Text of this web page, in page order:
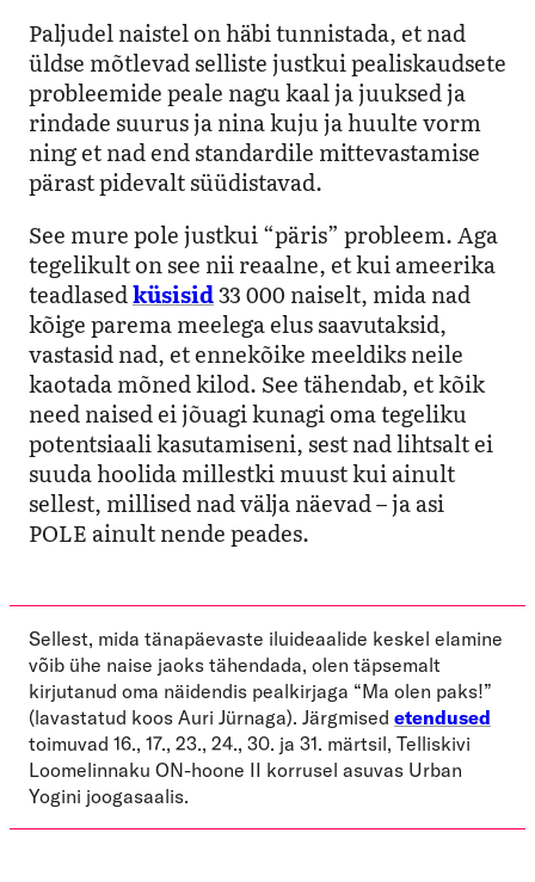
Paljudel naistel on häbi tunnistada, et nad
üldse mõtlevad selliste justkui pealiskaudsete
probleemide peale nagu kaal ja juuksed ja
rindade suurus ja nina kuju ja huulte vorm
ning et nad end standardile mittevastamise
pärast pidevalt süüdistavad.
See mure pole justkui “päris” probleem. Aga
tegelikult on see nii reaalne, et kui ameerika
teadlasedküsisid33 000 naiselt, mida nad
kõige parema meelega elus saavutaksid,
vastasid nad, et ennekõike meeldiks neile
kaotada mõned kilod. See tähendab, et kõik
need naised ei jõuagi kunagi oma tegeliku
potentsiaali kasutamiseni, sest nad lihtsalt ei
suuda hoolida millestki muust kui ainult
sellest, millised nad välja näevad – ja asi
POLE ainult nende peades.
Sellest, mida tänapäevaste iluideaalide keskel elamine
võib ühe naise jaoks tähendada, olen täpsemalt
kirjutanud oma näidendis pealkirjaga “Ma olen paks!”
(lavastatud koos Auri Jürnaga). Järgmised etendused
toimuvad 16., 17., 23., 24., 30. ja 31. märtsil, Telliskivi
Loomelinnaku ON-hoone II korrusel asuvas Urban
Yogini joogasaalis.